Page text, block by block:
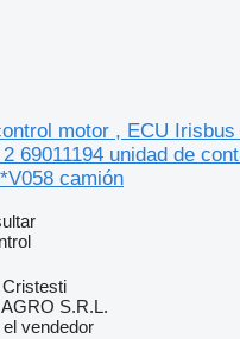
motor , ECU Irisbus
69011194 unidad de
camión
S.R.L.
vendedor